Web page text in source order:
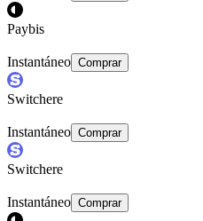
Paybis
Instantáneo Comprar
Switchere
Instantáneo Comprar
Switchere
Instantáneo Comprar